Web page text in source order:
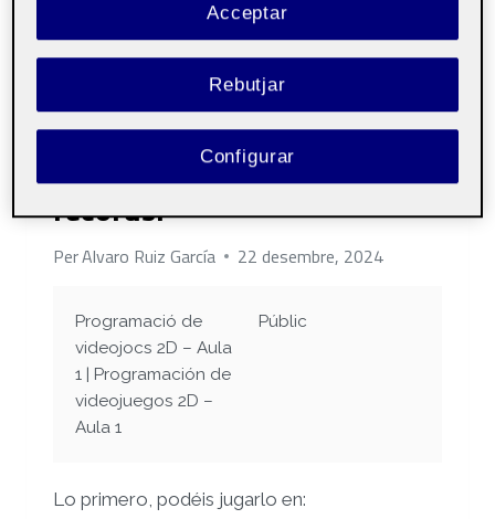
VIDEOJUEGO
DE
STICKMANS
Super Standard Platformer,
segundo nivel y tablas de
récords.
PerAlvaro Ruiz García 22 desembre, 2024
Programació de
videojocs 2D – Aula
1 | Programación de
videojuegos 2D –
Aula 1
Públic
Lo primero, podéis jugarlo en:
Rebutjar
Acceptar
Configurar